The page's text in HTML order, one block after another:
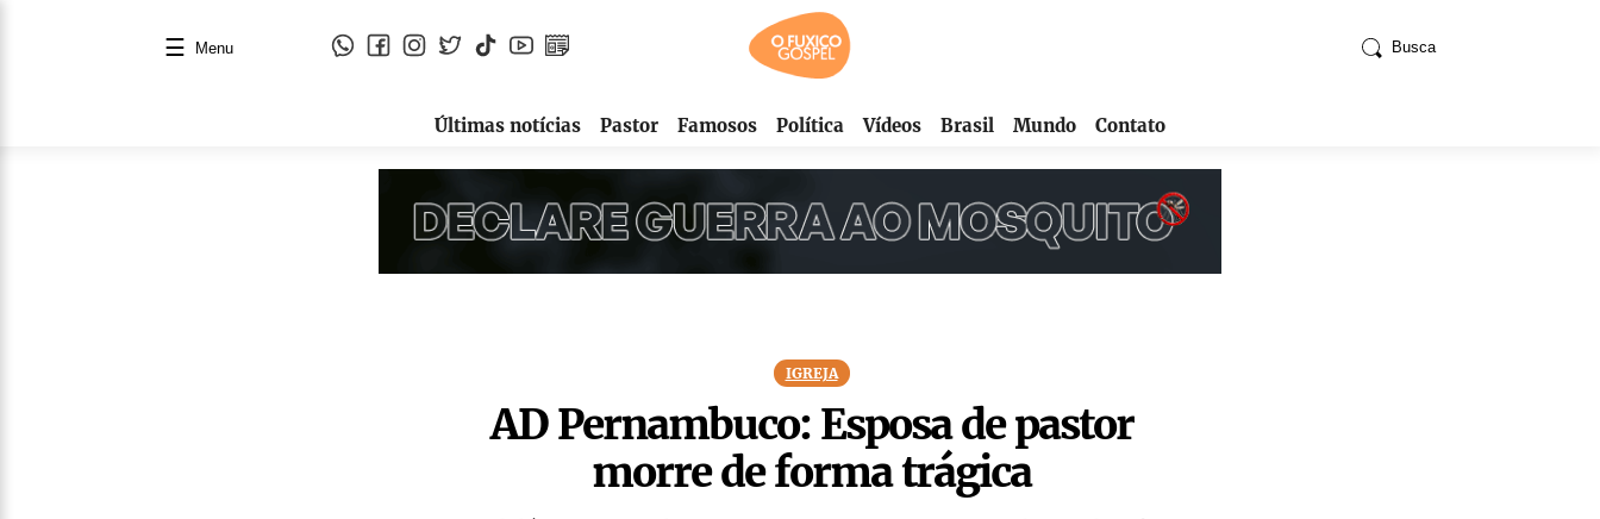
☰ Menu Busca
Últimas notícias Pastor Famosos Política Vídeos Brasil Mundo Contato
IGREJA
AD Pernambuco: Esposa de pastor
morre de forma trágica